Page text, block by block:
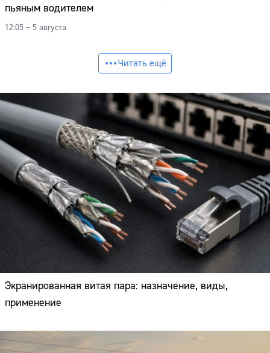
пьяным водителем
12:05 – 5 августа
Читать ещё
Экранированная витая пара: назначение, виды,
применение